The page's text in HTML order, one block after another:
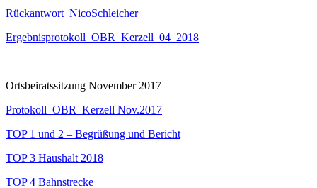
Rückantwort_NicoSchleicher
Ergebnisprotokoll_OBR_Kerzell_04_2018
Ortsbeiratssitzung November 2017
Protokoll_OBR_Kerzell Nov.2017
TOP 1 und 2 – Begrüßung und Bericht
TOP 3 Haushalt 2018
TOP 4 Bahnstrecke